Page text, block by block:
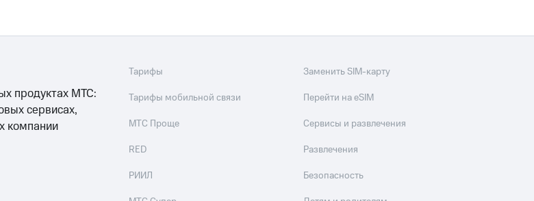
продуктах МТС:
сервисах,
компании
Тарифы
Тарифы мобильной связи
МТС Проще
RED
РИИЛ
Заменить SIM-карту
Перейти на eSIM
Сервисы и развлечения
Развлечения
Безопасность